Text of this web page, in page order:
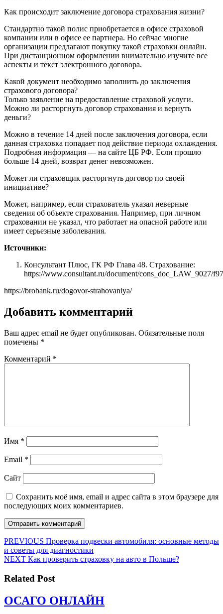
Как происходит заключение договора страхования жизни?
Стандартно такой полис приобретается в офисе страховой
компании или в офисе ее партнера. Но сейчас многие
организации предлагают покупку такой страховки онлайн.
При дистанционном оформлении внимательно изучите все
аспекты и текст электронного договора.
Какой документ необходимо заполнить до заключения
страхового договора?
Только заявление на предоставление страховой услуги.
Можно ли расторгнуть договор страхования и вернуть
деньги?
Можно в течение 14 дней после заключения договора, если
данная страховка попадает под действие периода охлаждения.
Подробная информация — на сайте ЦБ РФ. Если прошло
больше 14 дней, возврат денег невозможен.
Может ли страховщик расторгнуть договор по своей
инициативе?
Может, например, если страхователь указал неверные
сведения об объекте страхования. Например, при личном
страховании не указал, что работает на опасной работе или
имеет серьезные заболевания.
Источники:
Консультант Плюс, ГК РФ Глава 48. Страхование:
https://www.consultant.ru/document/cons_doc_LAW_9027/
https://brobank.ru/dogovor-strahovaniya/
Добавить комментарий
Ваш адрес email не будет опубликован. Обязательные поля
помечены *
Комментарий *
Имя *
Email *
Сайт
Сохранить моё имя, email и адрес сайта в этом браузере для
последующих моих комментариев.
Навигация
по
PREVIOUS Предыдущая
запись:
Проверка подвески автомобиля: основные методы
и советы для диагностики
NEXT Следующая
Как проверить страховку на авто в Польше?
Related Post
ОСАГО ОНЛАЙНОСАГО